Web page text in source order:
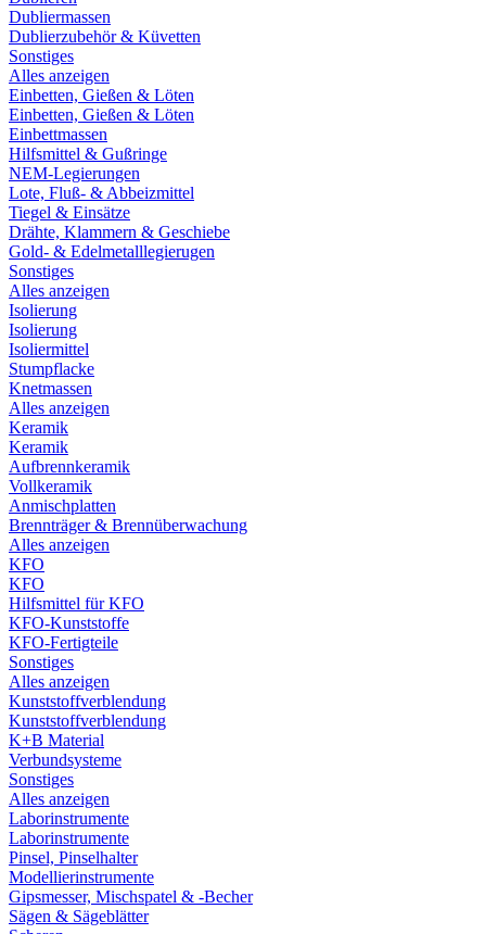
Dubliermassen
Dublierzubehör & Küvetten
Sonstiges
Alles anzeigen
Einbetten, Gießen & Löten
Einbetten, Gießen & Löten
Einbettmassen
Hilfsmittel & Gußringe
NEM-Legierungen
Lote, Fluß- & Abbeizmittel
Tiegel & Einsätze
Drähte, Klammern & Geschiebe
Gold- & Edelmetalllegierugen
Sonstiges
Alles anzeigen
Isolierung
Isolierung
Isoliermittel
Stumpflacke
Knetmassen
Alles anzeigen
Keramik
Keramik
Aufbrennkeramik
Vollkeramik
Anmischplatten
Brennträger & Brennüberwachung
Alles anzeigen
KFO
KFO
Hilfsmittel für KFO
KFO-Kunststoffe
KFO-Fertigteile
Sonstiges
Alles anzeigen
Kunststoffverblendung
Kunststoffverblendung
K+B Material
Verbundsysteme
Sonstiges
Alles anzeigen
Laborinstrumente
Laborinstrumente
Pinsel, Pinselhalter
Modellierinstrumente
Gipsmesser, Mischspatel & -Becher
Sägen & Sägeblätter